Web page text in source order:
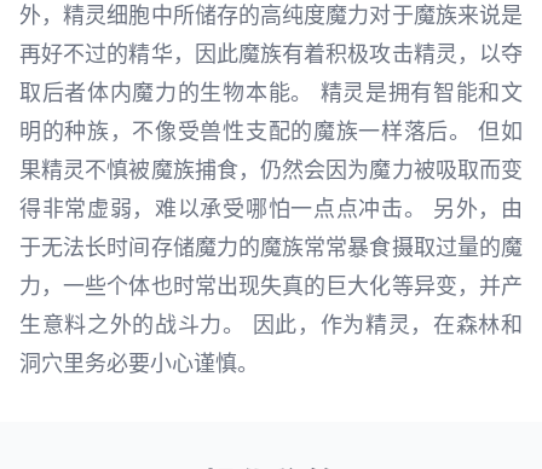
外，精灵细胞中所储存的高纯度魔力对于魔族来说是
再好不过的精华，因此魔族有着积极攻击精灵，以夺
取后者体内魔力的生物本能。 精灵是拥有智能和文
明的种族，不像受兽性支配的魔族一样落后。 但如
果精灵不慎被魔族捕食，仍然会因为魔力被吸取而变
得非常虚弱，难以承受哪怕一点点冲击。 另外，由
于无法长时间存储魔力的魔族常常暴食摄取过量的魔
力，一些个体也时常出现失真的巨大化等异变，并产
生意料之外的战斗力。 因此，作为精灵，在森林和
洞穴里务必要小心谨慎。